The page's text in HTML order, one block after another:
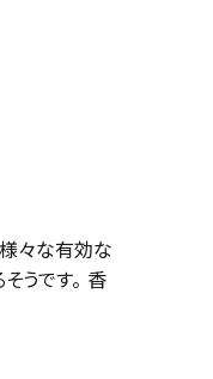
様々な有効な
うです。 香